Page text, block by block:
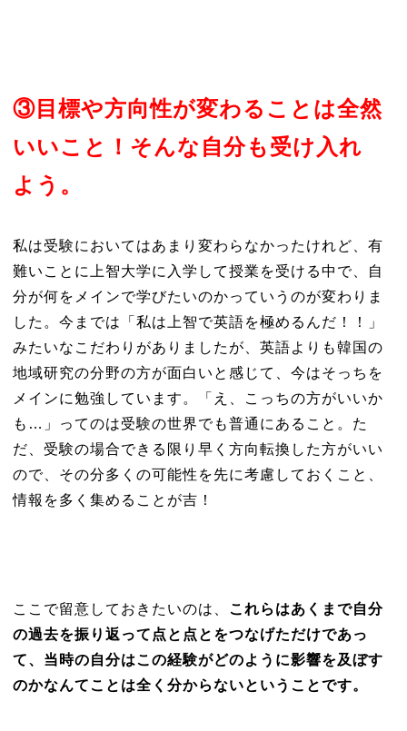
③目標や方向性が変わることは全然
いいこと！そんな自分も受け入れ
よう。
私は受験においてはあまり変わらなかったけれど、有
難いことに上智大学に入学して授業を受ける中で、自
分が何をメインで学びたいのかっていうのが変わりま
した。今までは「私は上智で英語を極めるんだ！！」
みたいなこだわりがありましたが、英語よりも韓国の
地域研究の分野の方が面白いと感じて、今はそっちを
メインに勉強しています。「え、こっちの方がいいか
も…」ってのは受験の世界でも普通にあること。た
だ、受験の場合できる限り早く方向転換した方がいい
ので、その分多くの可能性を先に考慮しておくこと、
情報を多く集めることが吉！
ここで留意しておきたいのは、 これらはあくまで自分
の過去を振り返って点と点とをつなげただけであっ
て、当時の自分はこの経験がどのように影響を及ぼす
のかなんてことは全く分からないということです。